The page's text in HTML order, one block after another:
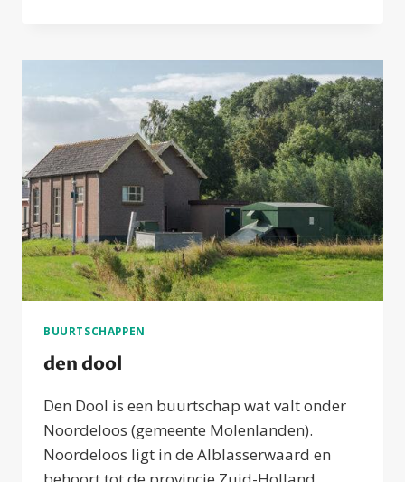
BUURTSCHAPPEN
den dool
Den Dool is een buurtschap wat valt onder
Noordeloos (gemeente Molenlanden).
Noordeloos ligt in de Alblasserwaard en